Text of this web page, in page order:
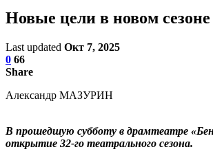
Новые цели в новом сезоне
Last updated Окт 7, 2025
0 66
Share
Александр МАЗУРИН
В прошедшую субботу в драмтеатре
открытие 32-го театрального сезона.